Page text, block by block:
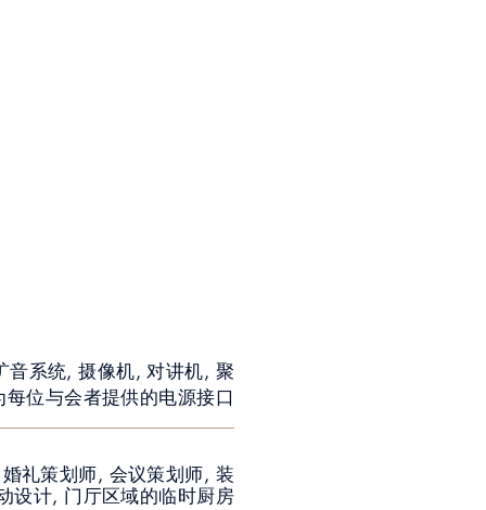
音系统, 摄像机, 对讲机, 聚
位与会者提供的电源接口
礼策划师, 会议策划师, 装
设计, 门厅区域的临时厨房